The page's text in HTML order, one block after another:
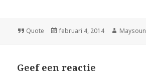
Format
Quote
Geplaatst
februari 4, 2014 Auteur
Maysoun
Geef een reactie